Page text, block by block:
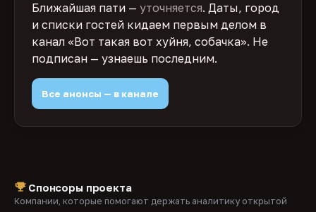
Ближайшая пати — уточняется. Даты, город
и списки гостей кидаем первым делом в
канал «Вот такая вот хуйня, собачка». Не
подписан — узнаешь последним.
Все анонсы — в канале
Спонсоры проекта
Компании, которые помогают держать аналитику открытой